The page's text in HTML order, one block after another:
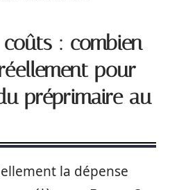
: combien
pour
préprimaire au
la dépense